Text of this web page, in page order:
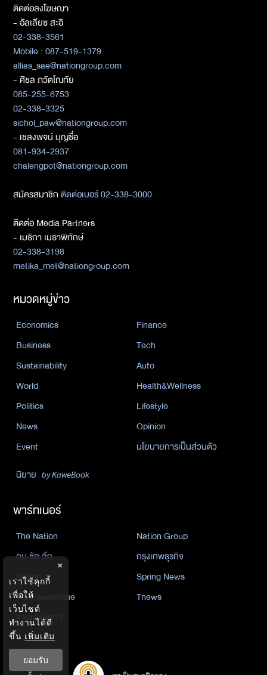
ติดต่อลงโฆษณา
- อัลเลียซ สะอิ
02-338-3561
Mobile : 087-519-1379
allias_sae@nationgroup.com
- ศิชล ภวัตโณทัย
085-255-6753
02-338-3325
sichol_paw@nationgroup.com
- เชลงพจน์ บุญซื่อ
081-934-2937
chalengpot@nationgroup.com
สมัครสมาชิกติดต่อเบอร์ 02-338-3000
ติดต่อ Media Partners
- เมธิกา เมธาพิทักษ์
02-338-3198
metika_met@nationgroup.com
หมวดหมู่ข่าว
Economics
Finance
Business
Tech
Sustainability
Auto
World
Health&Wellness
Politics
Lifestyle
News
Opinion
Event
นโยบายการเป็นส่วนตัว
นิยาย by KaweBook
พาร์ทเนอร์
The Nation
Nation Group
คม ชัด ลึก
กรุงเทพธุรกิจ
Nation
Spring News
Thainewsonline
Tnews
ฐานเศรษฐกิจ
×
เราใช้คุกกี้
เพื่อให้
เว็บไซต์
ทำงานได้ดี
ขึ้น เพิ่มเติม
ยอมรับ